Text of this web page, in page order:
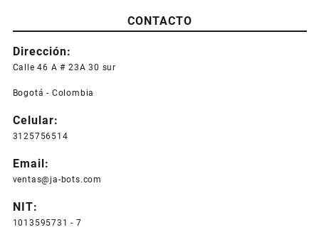
CONTACTO
Dirección:
Calle 46 A # 23A 30 sur
Bogotá - Colombia
Celular:
3125756514
Email:
ventas@ja-bots.com
NIT:
1013595731 - 7